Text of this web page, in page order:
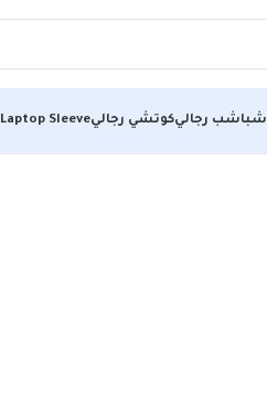
شباشب رجاليكوتشي رجاليLaptop Sleeve